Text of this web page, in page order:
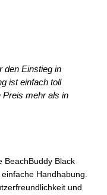
den Einstieg in
ist einfach toll
Preis mehr als in
BeachBuddy Black
Handhabung.
und